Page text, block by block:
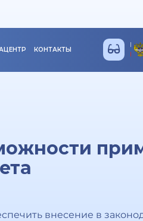
КОНТАКТЫ
внесение в